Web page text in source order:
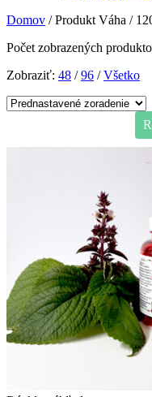
Domov / Produkt Váha /
Počet zobrazených
Zobraziť: 48 /96 /Všetko